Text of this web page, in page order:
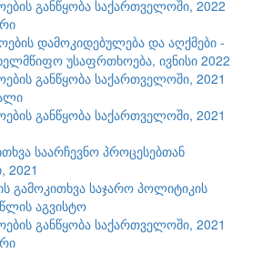
განწყობა საქართველოში, 2022
დამოკიდებულება და აღქმები -
უსაფრთხოება, ივნისი 2022
განწყობა საქართველოში, 2021
განწყობა საქართველოში, 2021
საარჩევნო პროცესებთან
2021
გამოკითხვა საჯარო პოლიტიკის
აგვისტო
განწყობა საქართველოში, 2021